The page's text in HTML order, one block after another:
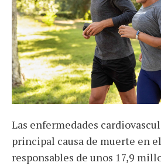
Las enfermedades
principal causa de muerte en
responsables de unos 17,9